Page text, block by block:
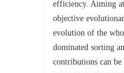
efficiency. Aiming
objective
evolution of the
dominated sorting
contributions can